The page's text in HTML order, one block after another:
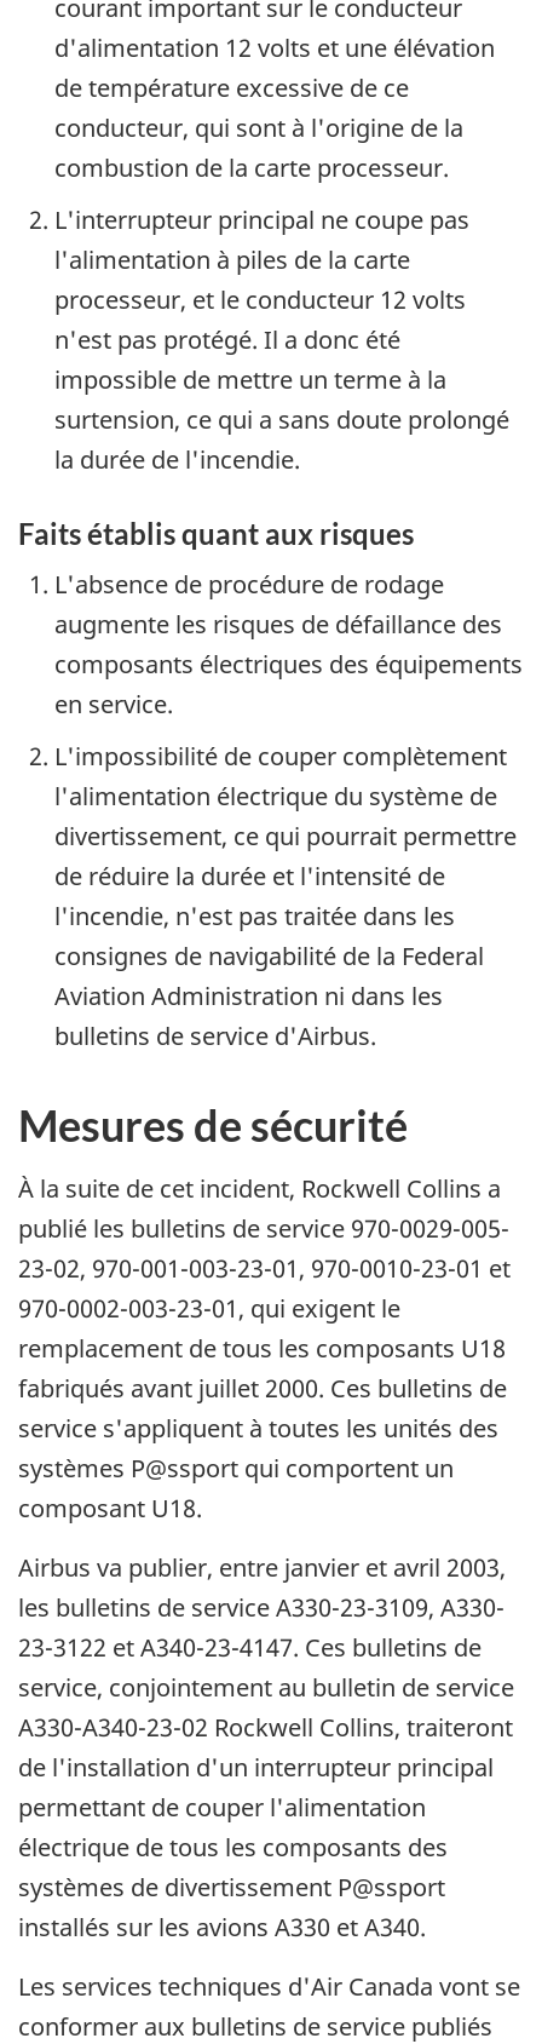
courant important sur le conducteur
d'alimentation 12 volts et une élévation
de température excessive de ce
conducteur, qui sont à l'origine de la
combustion de la carte processeur.
L'interrupteur principal ne coupe pas
l'alimentation à piles de la carte
processeur, et le conducteur 12 volts
n'est pas protégé. Il a donc été
impossible de mettre un terme à la
surtension, ce qui a sans doute prolongé
la durée de l'incendie.
Faits établis quant aux risques
L'absence de procédure de rodage
augmente les risques de défaillance des
composants électriques des équipements
en service.
L'impossibilité de couper complètement
l'alimentation électrique du système de
divertissement, ce qui pourrait permettre
de réduire la durée et l'intensité de
l'incendie, n'est pas traitée dans les
consignes de navigabilité de la Federal
Aviation Administration ni dans les
bulletins de service d'Airbus.
Mesures de sécurité
À la suite de cet incident, Rockwell Collins a
publié les bulletins de service 970-0029-005-
23-02, 970-001-003-23-01, 970-0010-23-01 et
970-0002-003-23-01, qui exigent le
remplacement de tous les composants U18
fabriqués avant juillet 2000. Ces bulletins de
service s'appliquent à toutes les unités des
systèmes P@ssport qui comportent un
composant U18.
Airbus va publier, entre janvier et avril 2003,
les bulletins de service A330-23-3109, A330-
23-3122 et A340-23-4147. Ces bulletins de
service, conjointement au bulletin de service
A330-A340-23-02 Rockwell Collins, traiteront
de l'installation d'un interrupteur principal
permettant de couper l'alimentation
électrique de tous les composants des
systèmes de divertissement P@ssport
installés sur les avions A330 et A340.
Les services techniques d'Air Canada vont se
conformer aux bulletins de service publiés